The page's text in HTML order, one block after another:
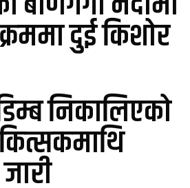
दुई किशोर
निकालिएको